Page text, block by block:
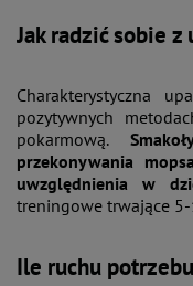
Jak radzić sobie
Charakterystyczna
pozytywnych
pokarmową.
przekonywania
uwzględnienia w
treningowe trwające
Ile ruchu